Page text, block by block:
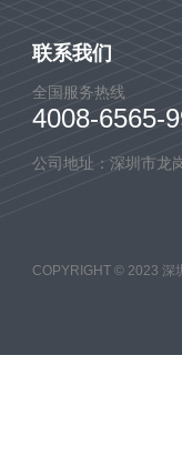
联系我们
全国服务热线
4008-6565-
公司地址：深圳市龙
COPYRIGHT © 2023 深